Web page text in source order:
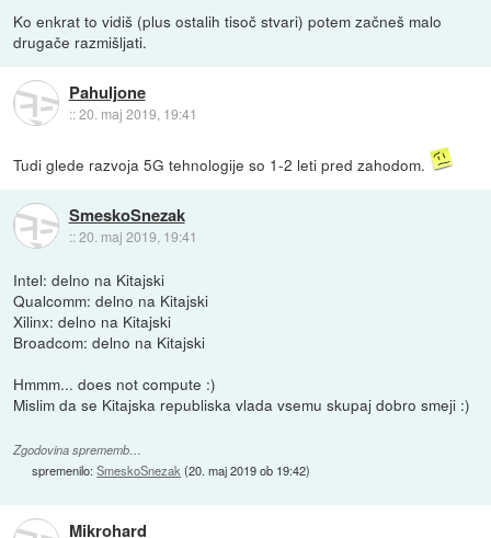
Ko enkrat to vidiš (plus ostalih tisoč stvari) potem začneš malo
drugače razmišljati.
Pahuljone
::20. maj 2019, 19:41
Tudi glede razvoja 5G tehnologije so 1-2 leti pred zahodom.
SmeskoSnezak
::20. maj 2019, 19:41
Intel: delno na Kitajski
Qualcomm: delno na Kitajski
Xilinx: delno na Kitajski
Broadcom: delno na Kitajski
Hmmm... does not compute :)
Mislim da se Kitajska republiska vlada vsemu skupaj dobro smeji :)
Zgodovina sprememb…
spremenilo:SmeskoSnezak(20. maj 2019 ob 19:42)
Mikrohard